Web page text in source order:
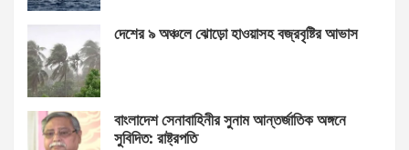
দেশের ৯ অঞ্চলে ঝোড়ো হাওয়াসহ বজ্রবৃষ্টির আভাস
বাংলাদেশ সেনাবাহিনীর সুনাম আন্তর্জাতিক অঙ্গনে
সুবিদিত: রাষ্ট্রপতি